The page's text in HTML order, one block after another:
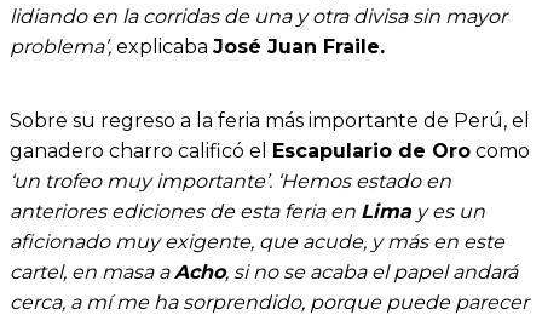
lidiando en la corridas de una y otra divisa sin mayor
problema’, explicaba José Juan Fraile.
Sobre su regreso a la feria más importante de Perú, el
ganadero charro calificó el Escapulario de Oro como
‘un trofeo muy importante’. ‘Hemos estado en
anteriores ediciones de esta feria en Limay es un
aficionado muy exigente, que acude, y más en este
cartel, en masa aAcho, si no se acaba el papel andará
cerca, a mí me ha sorprendido, porque puede parecer